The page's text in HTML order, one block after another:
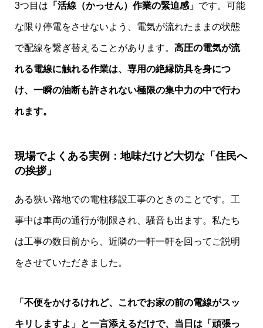
3つ目は 「活線（かっせん）作業の緊迫感」 です。可能
な限り停電をさせないよう、電気が流れたままの状態
で配線を繋ぎ替えることがあります。 高圧の電気が流
れる電線に触れる作業は、専用の絶縁防具を身につ
け、一瞬の油断も許されない極限の集中力の中で行わ
れます。
現場でよくある実例：地味だけど大切な「住民へ
の挨拶」
ある狭い路地での電柱移設工事のときのことです。工
事中は車両の通行が制限され、騒音も出ます。私たち
は工事の数日前から、近隣の一軒一軒を回ってご説明
をさせていただきました。
「不便をかけるけれど、これでお家の前の電線がスッ
キリしますよ」と一言添えるだけで、当日は「頑張っ